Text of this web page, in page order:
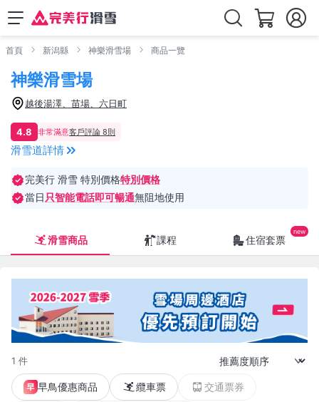
首頁 新潟縣 神樂滑雪場 商品一覽
神樂滑雪場
越後湯澤、苗場、六日町
4.8 非常滿意客戶評論 8則
滑雪道詳情
完美行 滑雪 特別價格特別價格
當日 只智能電話即可暢通無阻地使用
滑雪商品 課程 住宿套票
1 件
早鳥優惠商品 纜車票 交通票券